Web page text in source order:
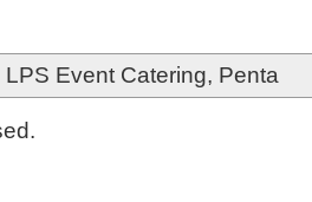
LPS Event Catering, Penta